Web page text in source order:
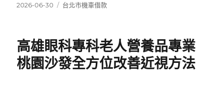
發
2026-06-30
分
台北市機車借款
高雄眼科專科老人營養品專業
桃園沙發全方位改善近視方法